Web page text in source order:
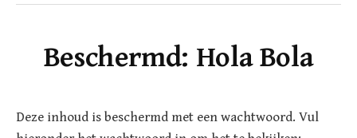
Beschermd: Hola Bola
Deze inhoud is beschermd met een wachtwoord. Vul